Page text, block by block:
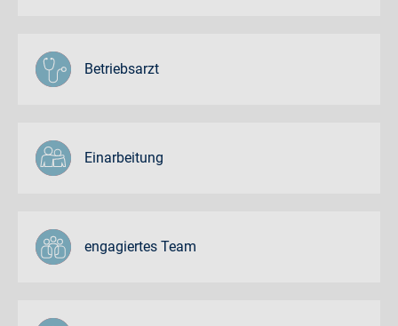
Betriebsarzt
Einarbeitung
engagiertes Team